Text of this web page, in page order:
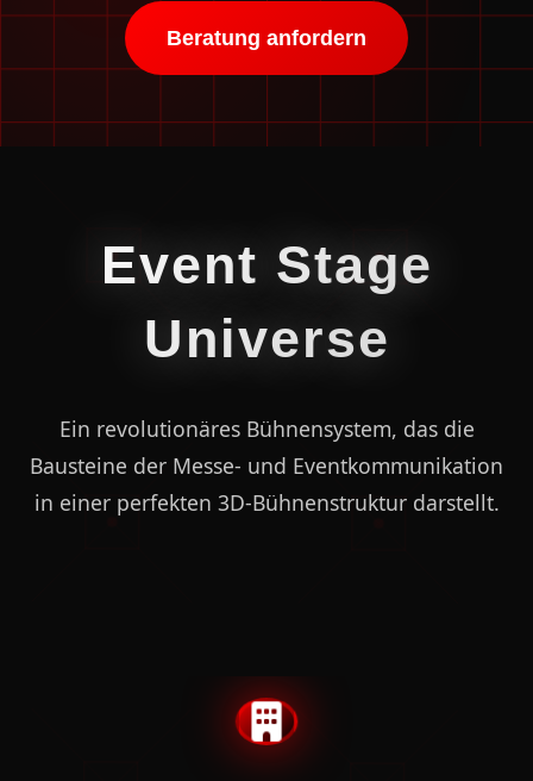
Beratung anfordern
Event Stage
Universe
Ein revolutionäres Bühnensystem, das die
Bausteine der Messe- und Eventkommunikation
in einer perfekten 3D-Bühnenstruktur darstellt.